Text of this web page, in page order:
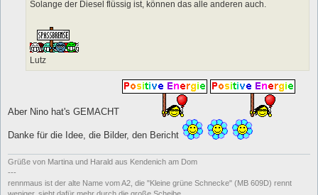
Solange der Diesel flüssig ist, können das alle anderen auch.
Lutz
Aber Nino hat's GEMACHT
Danke für die Idee, die Bilder, den Bericht
Grüße von Martina und Harald aus Kendenich am Dom
---
rennmaus ist der alte Name vom A2, die "Kleine grüne Schnecke" (MB 609D) rennt